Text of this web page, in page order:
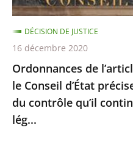
Conseil
d’État
précise
le
«
mode
d’emploi
Ordonnances de
le Conseil d’État
du contrôle qu’il
lég...
DÉCISION DE JUSTICE
16 décembre 2020